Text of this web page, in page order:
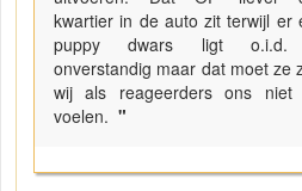
kwartier in de auto zit terwijl er
puppy dwars ligt
onverstandig maar dat moet ze
wij als reageerders ons niet
voelen. "